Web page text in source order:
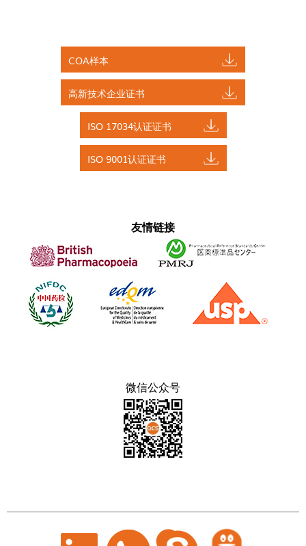
COA样本
高新技术企业证书
ISO 17034认证证书
ISO 9001认证证书
友情链接
微信公众号